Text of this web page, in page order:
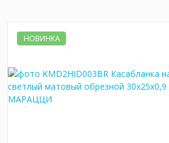
НОВИНКА